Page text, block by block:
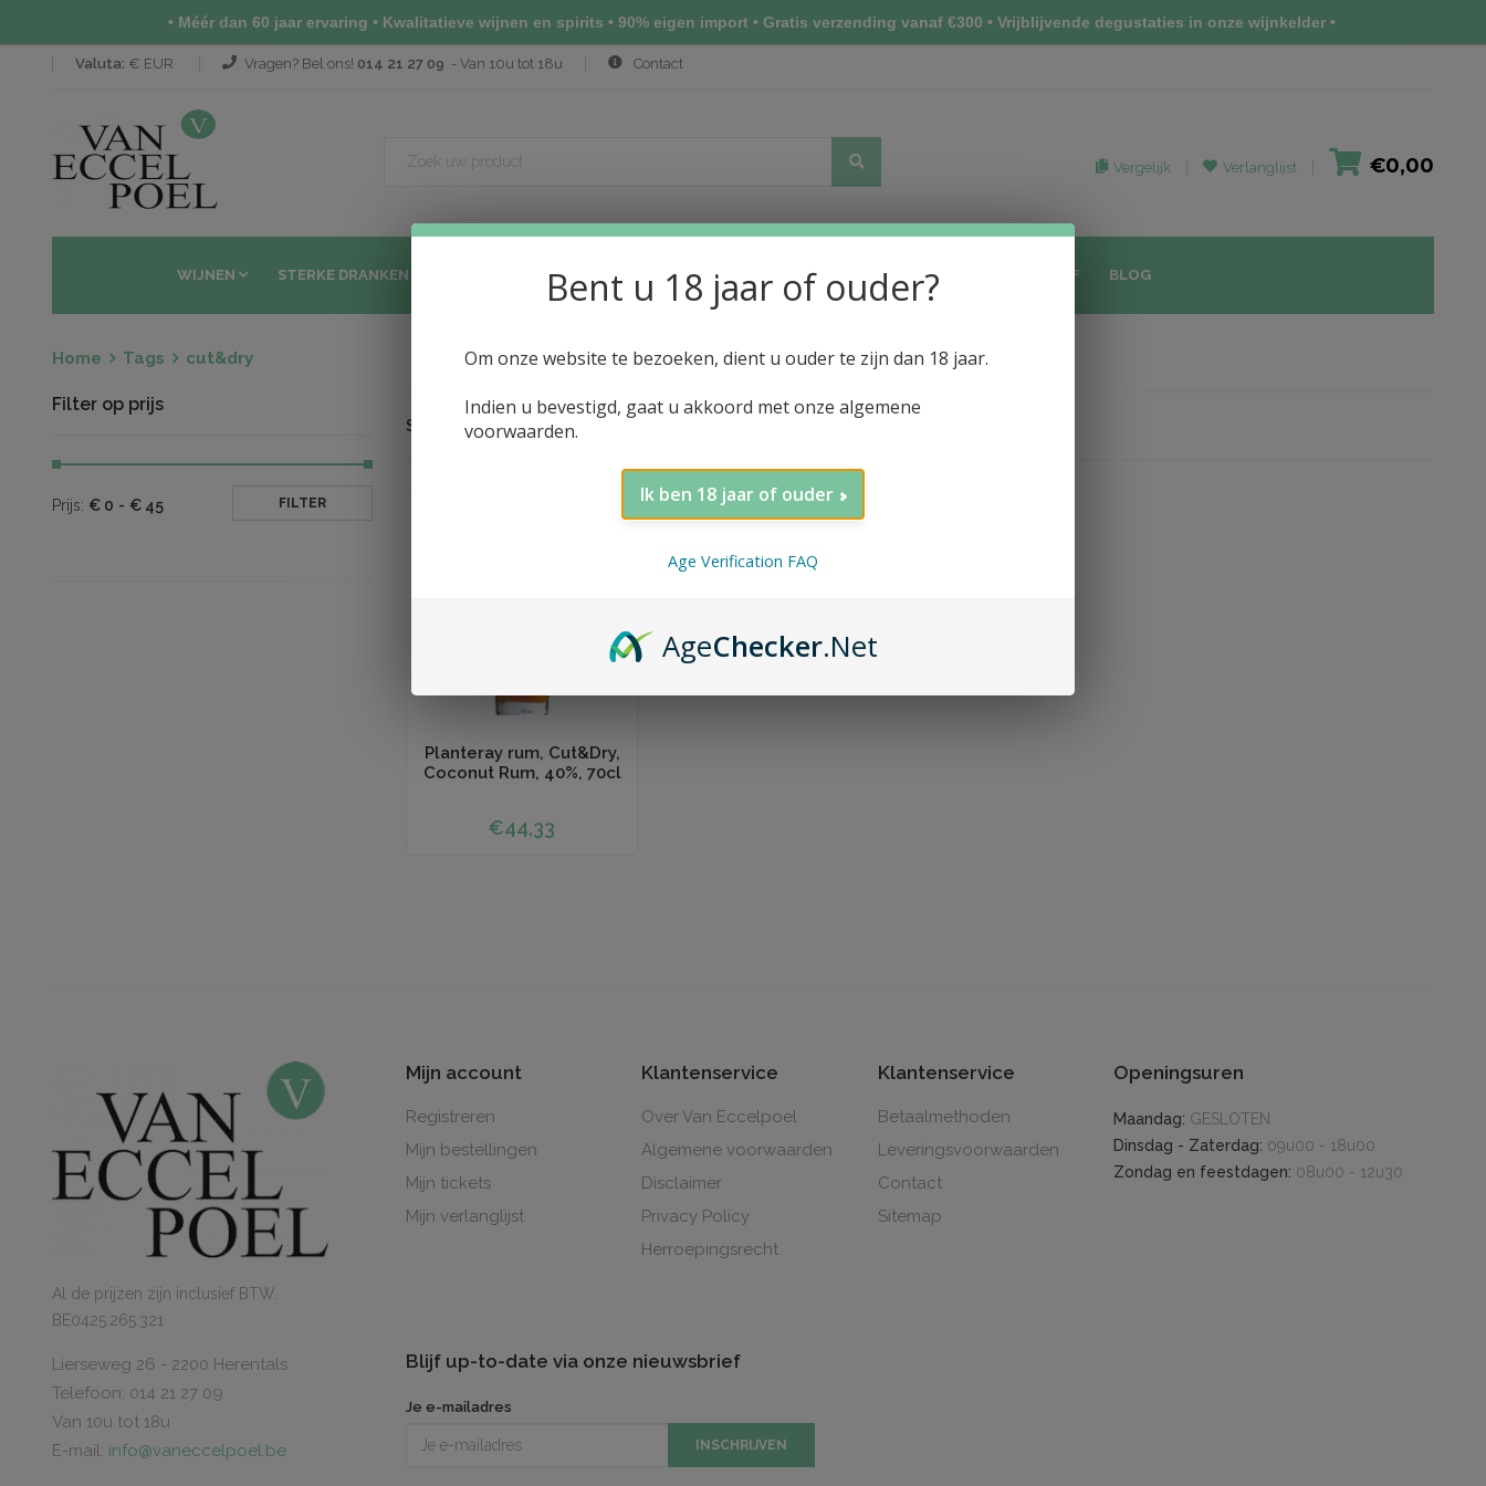
Valuta: € EUR Vragen? Bel ons! 014 21 27 09 - Van 10u tot 18u Contact
Vergelijk Verlanglijst €0,00
WIJNEN STERKE DRANKEN SAKÉ (NIHONSHU) ALCOHOLVRIJE DRANKEN PRIJSLIJST WIJN NIEUWSBRIEF BLOG
Home Tags cut&dry
Sorteren op
Planteray rum, Cut&Dry,
Coconut Rum, 40%, 70cl
€44,33
Filter op prijs
Prijs: € 0 - € 45 FILTER
Al de prijzen zijn inclusief BTW.
BE0425.265.321
Mijn account
Registreren
Mijn bestellingen
Mijn tickets
Mijn verlanglijst
Klantenservice
Over Van Eccelpoel
Algemene voorwaarden
Disclaimer
Privacy Policy
Herroepingsrecht
Klantenservice
Betaalmethoden
Leveringsvoorwaarden
Contact
Sitemap
Openingsuren
Maandag: GESLOTEN
Dinsdag - Zaterdag: 09u00 - 18u00
Zondag en feestdagen: 08u00 - 12u30
Lierseweg 26 - 2200 Herentals
Telefoon: 014 21 27 09
Van 10u tot 18u
E-mail: info@vaneccelpoel.be
Blijf up-to-date via onze nieuwsbrief
Je e-mailadres
INSCHRIJVEN
• Méér dan 60 jaar ervaring • Kwalitatieve wijnen en spirits • 90% eigen import • Gratis verzending vanaf €300 • Vrijblijvende degustaties in onze wijnkelder •
Bent u 18 jaar of ouder?
Om onze website te bezoeken, dient u ouder te zijn dan 18 jaar.
Indien u bevestigd, gaat u akkoord met onze algemene
voorwaarden.
Ik ben 18 jaar of ouder
Age Verification FAQ
AgeChecker.Net